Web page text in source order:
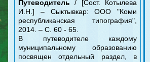
Путеводитель / [Сост. Котылева
И.Н.] – Сыктывкар: ООО "Коми
республиканская типография",
2014. – С. 60 - 65.
В путеводителе каждому
муниципальному образованию
посвящен отдельный раздел, в